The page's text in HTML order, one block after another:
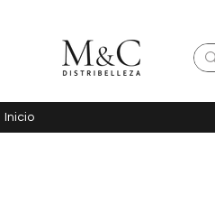
Inicio